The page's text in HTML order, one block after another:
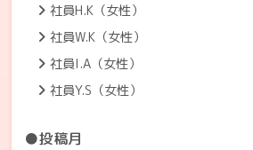
社員H.K（女性）
社員W.K（女性）
社員I.A（女性）
社員Y.S（女性）
●投稿月